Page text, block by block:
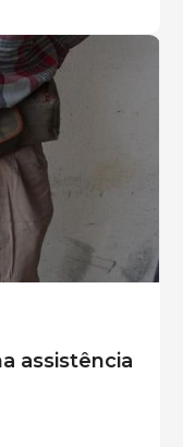
assistência